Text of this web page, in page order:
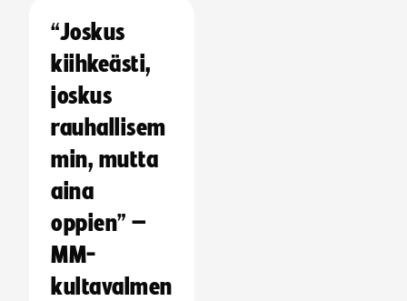
“Joskus
kiihkeästi,
joskus
rauhallisem
min, mutta
aina
oppien” –
MM-
kultavalmen